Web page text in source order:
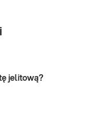
jelitową?